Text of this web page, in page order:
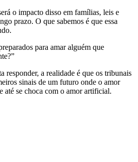
o impacto disso em famílias, leis e
prazo. O que sabemos é que essa
para amar alguém que
responder, a realidade é que os tribunais
sinais de um futuro onde o amor
até se choca com o amor artificial.